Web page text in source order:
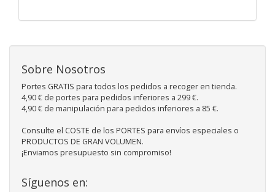
Sobre Nosotros
Portes GRATIS para todos los pedidos a recoger en tienda.
4,90 € de portes para pedidos inferiores a 299 €.
4,90 € de manipulación para pedidos inferiores a 85 €.
Consulte el COSTE de los PORTES para envíos especiales o
PRODUCTOS DE GRAN VOLUMEN.
¡Enviamos presupuesto sin compromiso!
Síguenos en: